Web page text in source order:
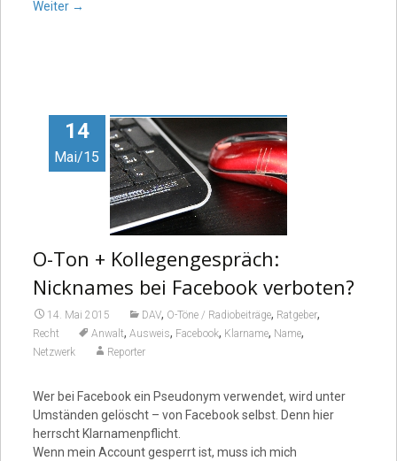
Weiter →
14
Mai/15
O-Ton + Kollegengespräch:
Nicknames bei Facebook verboten?
14. Mai 2015 DAV, O-Töne / Radiobeiträge, Ratgeber,
Recht Anwalt, Ausweis, Facebook, Klarname, Name,
Netzwerk Reporter
Wer bei Facebook ein Pseudonym verwendet, wird unter
Umständen gelöscht – von Facebook selbst. Denn hier
herrscht Klarnamenpflicht.
Wenn mein Account gesperrt ist, muss ich mich